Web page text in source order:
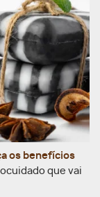
os benefícios
que vai